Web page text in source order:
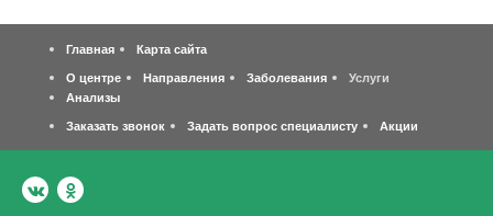
Главная
Карта сайта
О центре
Направления Заболевания
Услуги
Анализы
Заказать звонок
Задать вопрос специалисту Акции